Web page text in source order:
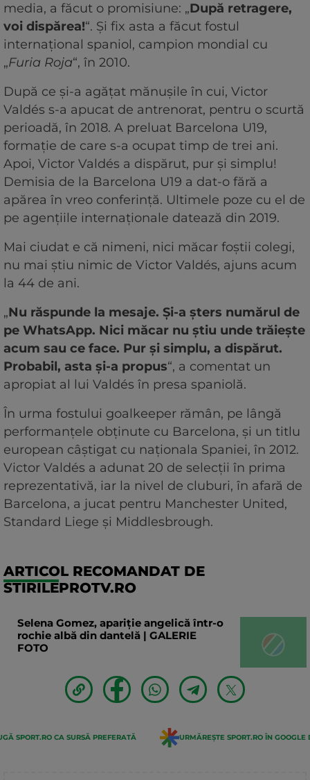
media, a făcut o promisiune: „După retragere,
voi dispărea!“. Și fix asta a făcut fostul
internațional spaniol, campion mondial cu
„Furia Roja“, în 2010.
După ce și-a agățat mănușile în cui, Victor
Valdés s-a apucat de antrenorat, pentru o scurtă
perioadă, în 2018. A preluat Barcelona U19,
formație de care s-a ocupat timp de trei ani.
Apoi, Victor Valdés a dispărut, pur și simplu!
Demisia de la Barcelona U19 a dat-o fără a
apărea în vreo conferință. Ultimele poze cu el de
pe agențiile internaționale datează din 2019.
Mai ciudat e că nimeni, nici măcar foștii colegi,
nu mai știu nimic de Victor Valdés, ajuns acum
la 44 de ani.
„Nu răspunde la mesaje. Și-a șters numărul de
pe WhatsApp. Nici măcar nu știu unde trăiește
acum sau ce face. Pur și simplu, a dispărut.
Probabil, asta și-a propus“, a comentat un
apropiat al lui Valdés în presa spaniolă.
În urma fostului goalkeeper rămân, pe lângă
performanțele obținute cu Barcelona, și un titlu
european câștigat cu naționala Spaniei, în 2012.
Victor Valdés a adunat 20 de selecții în prima
reprezentativă, iar la nivel de cluburi, în afară de
Barcelona, a jucat pentru Manchester United,
Standard Liege și Middlesbrough.
ARTICOL RECOMANDAT DE
STIRILEPROTV.RO
Selena Gomez, apariție angelică într-o
rochie albă din dantelă | GALERIE
FOTO
SPORT.RO CA SURSĂ PREFERATĂ URMĂREȘTE SPORT.RO ÎN GOOGLE